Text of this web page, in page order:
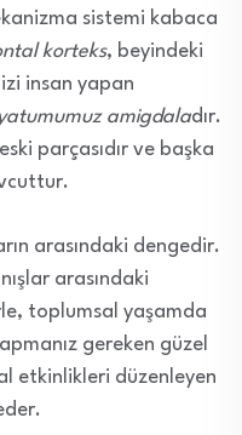
sistemi kabaca
korteks, beyindeki
insan yapan
amigdaladır.
parçasıdır ve başka
arasındaki dengedir.
arasındaki
toplumsal yaşamda
gereken güzel
etkinlikleri düzenleyen